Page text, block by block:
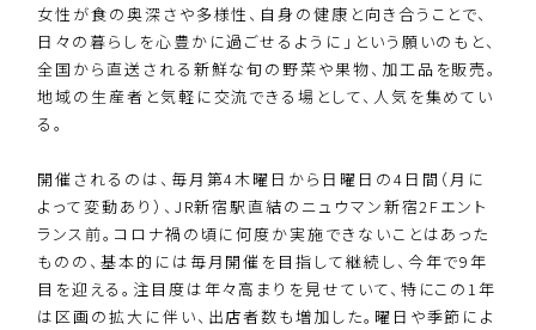
女性が食の奥深さや多様性、自身の健康と向き合うことで、
日々の暮らしを心豊かに過ごせるように」という願いのもと、
全国から直送される新鮮な旬の野菜や果物、加工品を販売。
地域の生産者と気軽に交流できる場として、人気を集めてい
る。
開催されるのは、毎月第4木曜日から日曜日の4日間（月に
よって変動あり）、JR新宿駅直結のニュウマン新宿2Fエント
ランス前。コロナ禍の頃に何度か実施できないことはあった
ものの、基本的には毎月開催を目指して継続し、今年で9年
目を迎える。注目度は年々高まりを見せていて、特にこの1年
は区画の拡大に伴い、出店者数も増加した。曜日や季節によ